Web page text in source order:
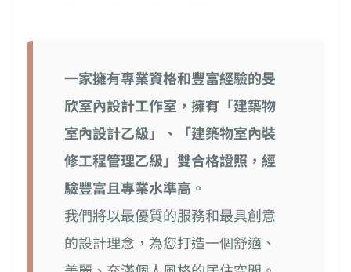
一家擁有專業資格和豐富經驗的旻
欣室內設計工作室，擁有「建築物
室內設計乙級」、「建築物室內裝
修工程管理乙級」雙合格證照，經
驗豐富且專業水準高。
我們將以最優質的服務和最具創意
的設計理念，為您打造一個舒適、